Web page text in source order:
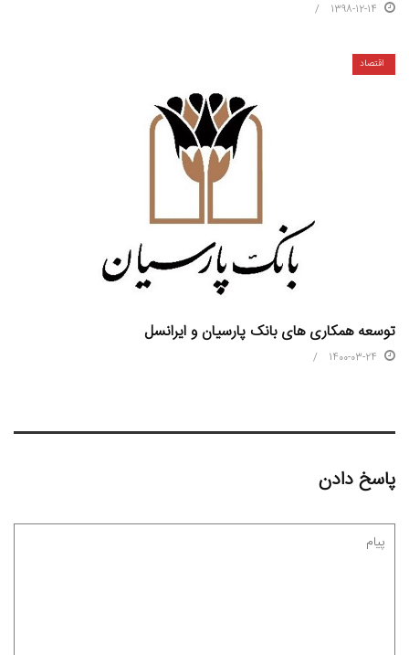
1398-12-14
اقتصاد
توسعه همکاری های بانک پارسیان و ایرانسل
1400-03-24
پاسخ دادن